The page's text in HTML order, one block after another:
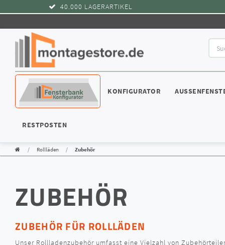
40.000 LAGERARTIKEL
WIDERRUFSRECHT
KONFIGURATOR
RESTPOSTEN
Rollläden Zubehör
ZUBEHÖR
ZUBEHÖR FÜR ROLLLÄDEN
Unser Rollladenzubehör umfasst eine Vielzahl von